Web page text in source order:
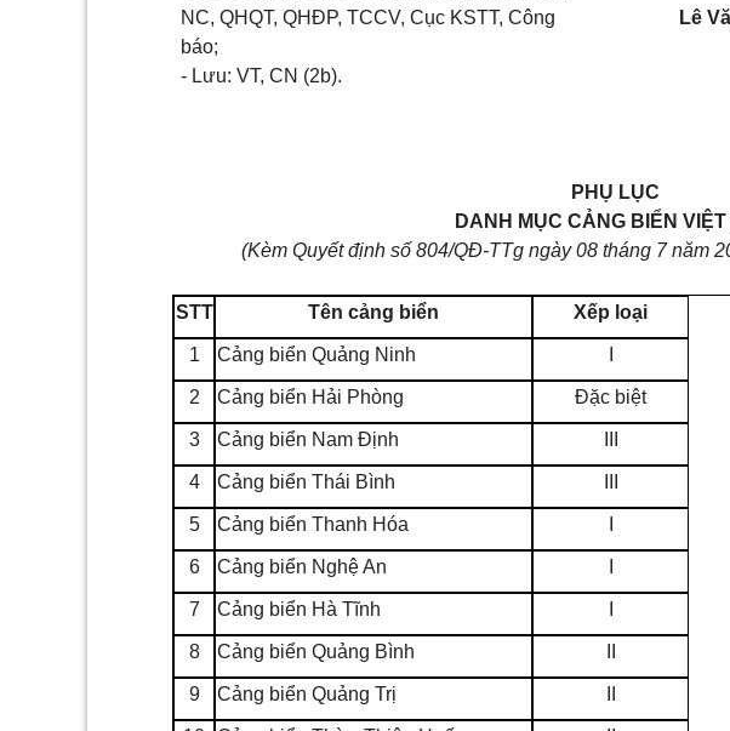
NC, QHQT, QHĐP, TCCV,Cục KSTT, Công
báo;
- Lưu: VT, CN (2b).
Lê
PHỤ LỤC
DANH MỤC CẢNG BIỂN VIỆT
(Kèm Quyết định số 804/QĐ-TTg ngày 08 tháng 7 năm
STT Têncảng biển Xếp loại
1 Cảng biển Quảng Ninh
2 Cảng biển Hải Phòng Đặc biệt
3 Cảng biển Nam Định
4 Cảng biển Thái Bình
5 Cảng biển Thanh Hóa
6 Cảng biển Nghệ An
7 Cảng biển Hà Tĩnh
8 Cảng biển Quảng Bình
9 Cảng biển Quảng Trị